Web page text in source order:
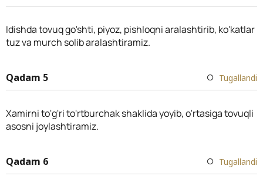
Idishda tovuq go'shti, piyoz, pishloqni aralashtirib, ko'katlar
tuz va murch solib aralashtiramiz.
Qadam 5 Tugallandi
Xamirni to'g'ri to'rtburchak shaklida yoyib, o'rtasiga tovuqli
asosni joylashtiramiz.
Qadam 6 Tugallandi